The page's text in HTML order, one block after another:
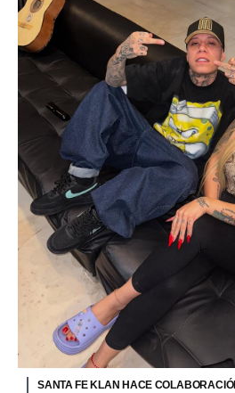
SANTA FE KLAN HACE